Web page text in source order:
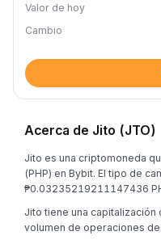
Valor de hoy
Cambio
Acerca de Jito (JTO)
Jito es una criptomoneda
(PHP) en Bybit. El tipo de
₱0.03235219211147436
Jito tiene una capitalización
volumen de operaciones